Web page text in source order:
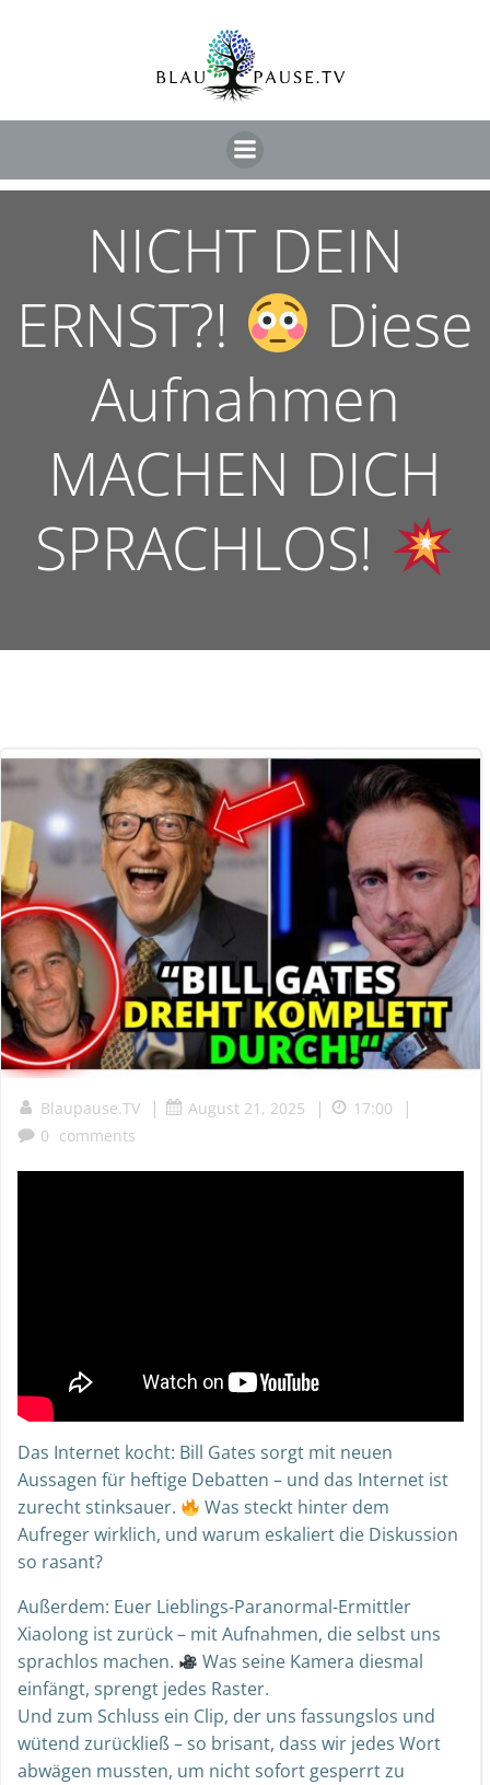
NICHT DEIN
ERNST?!
Diese
Aufnahmen
MACHEN DICH
SPRACHLOS!
Blaupause.TV | August 21, 2025 | 17:00 |
0 comments
Das Internet kocht: Bill Gates sorgt mit neuen
Aussagen für heftige Debatten – und das Internet ist
zurecht stinksauer.
Was steckt hinter dem
Aufreger wirklich, und warum eskaliert die Diskussion
so rasant?
Außerdem: Euer Lieblings-Paranormal-Ermittler
Xiaolong ist zurück – mit Aufnahmen, die selbst uns
sprachlos machen.
Was seine Kamera diesmal
einfängt, sprengt jedes Raster.
Und zum Schluss ein Clip, der uns fassungslos und
wütend zurückließ – so brisant, dass wir jedes Wort
abwägen mussten, um nicht sofort gesperrt zu